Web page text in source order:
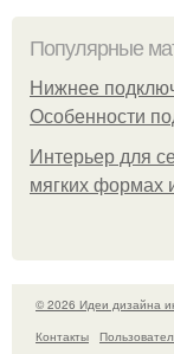
Популярные
Нижнее
Особенности
Интерьер для
мягких формах
© 2026 Идеи дизайна
Контакты